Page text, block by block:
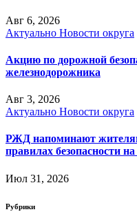
Авг 6, 2026
Актуально Новости округа
Акцию по дорожной
железнодорожника
Авг 3, 2026
Актуально Новости округа
РЖД напоминают
правилах безопасности
Июл 31, 2026
Рубрики